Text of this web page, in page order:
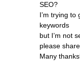
SEO?
I’m trying
keywords
but I’m not
please
Many